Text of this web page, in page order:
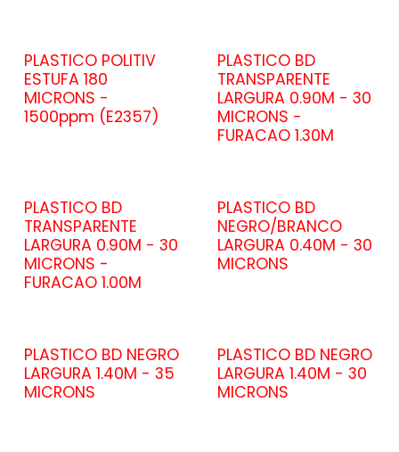
PLASTICO POLITIV
ESTUFA 180
MICRONS -
1500ppm (E2357)
PLASTICO BD
TRANSPARENTE
LARGURA 0.90M - 30
MICRONS -
FURACAO 1.30M
PLASTICO BD
TRANSPARENTE
LARGURA 0.90M - 30
MICRONS -
FURACAO 1.00M
PLASTICO BD
NEGRO/BRANCO
LARGURA 0.40M - 30
MICRONS
PLASTICO BD NEGRO
LARGURA 1.40M - 35
MICRONS
PLASTICO BD NEGRO
LARGURA 1.40M - 30
MICRONS